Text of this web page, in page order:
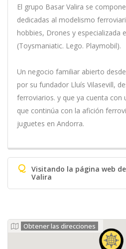
El grupo Basar Valira se
dedicadas al modelismo
hobbies, Drones y especializada
(Toysmaniatic. Lego. Playmobil).
Un negocio familiar abierto
por su fundador Lluís Vilasevill,
ferroviarios. y que ya cuenta con
que continúa con la afición
juguetes en Andorra.
Q
Visitando la página web
Valira
Obtener las direcciones